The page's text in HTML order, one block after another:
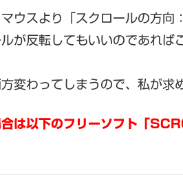
ウスより「スクロールの方向
が反転してもいいのであれば
変わってしまうので、私が求
合は以下のフリーソフト「